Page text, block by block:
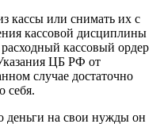
кассы или снимать их с
кассовой дисциплины
кассовый ордер
ЦБ РФ от
случае достаточно
себя.
деньги на свои нужды он